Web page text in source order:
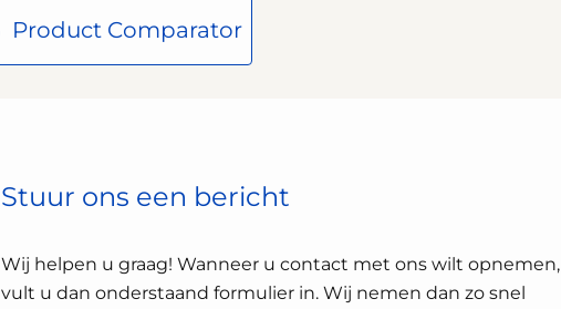
Product Comparator
Stuur ons een bericht
Wij helpen u graag! Wanneer u contact met ons wilt opnemen,
vult u dan onderstaand formulier in. Wij nemen dan zo snel